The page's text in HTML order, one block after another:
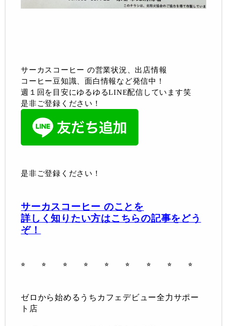
サーカスコーヒー の営業状況、出店情報
コーヒー豆知識、面白情報など発信中！
週１回を目安にゆるゆるLINE配信しています笑
是非ご登録ください！
是非ご登録ください！
サーカスコーヒー のことを
詳しく知りたい方はこちらの記事をどう
ぞ！
⭐︎ ⭐︎ ⭐︎ ⭐︎ ⭐︎ ⭐︎ ⭐︎ ⭐︎ ⭐︎
ゼロから始めるうちカフェデビュー全力サポー
ト店